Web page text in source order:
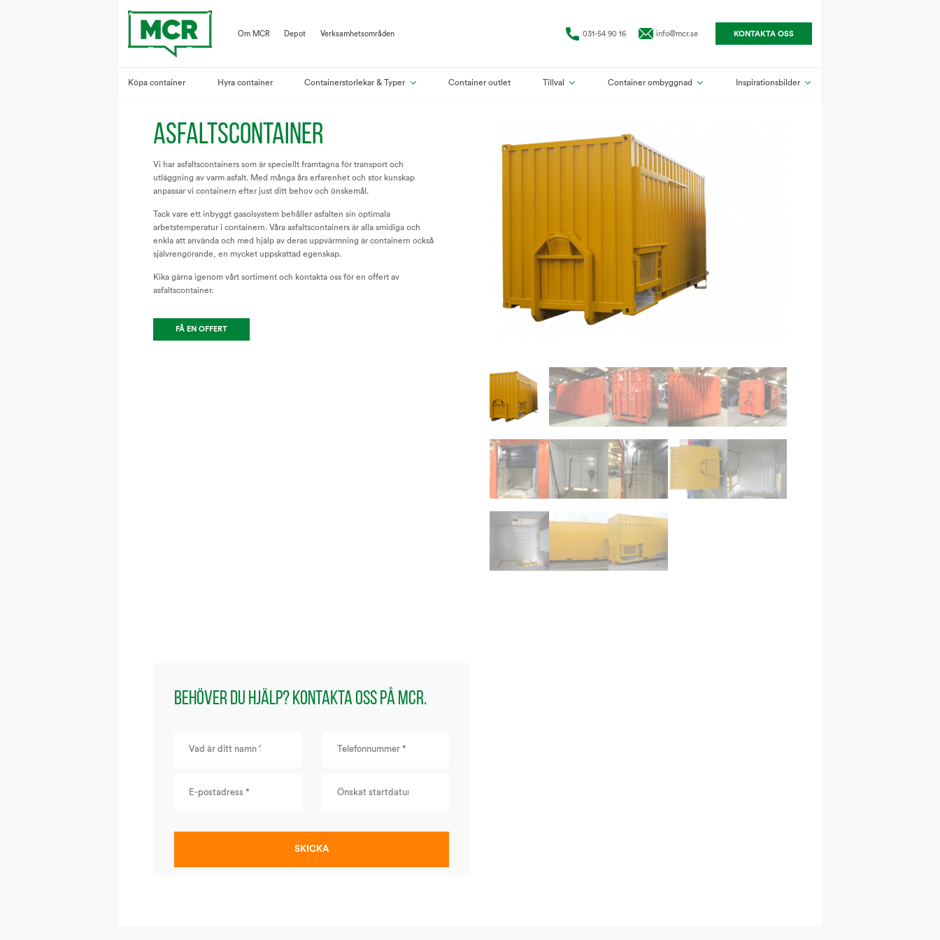
Om MCR Depot Verksamhetsområden 031-54 90 16 info@mcr.se KONTAKTA OSS
Köpa container Hyra container Containerstorlekar & Typer Container outlet Tillval Container ombyggnad Inspirationsbilder
ASFALTSCONTAINER
Vi har asfaltscontainers som är speciellt framtagna för transport och
utläggning av varm asfalt. Med många års erfarenhet och stor kunskap
anpassar vi containern efter just ditt behov och önskemål.
Tack vare ett inbyggt gasolsystem behåller asfalten sin optimala
arbetstemperatur i containern. Våra asfaltscontainers är alla smidiga och
enkla att använda och med hjälp av deras uppvärmning är containern också
självrengörande, en mycket uppskattad egenskap.
Kika gärna igenom vårt sortiment och kontakta oss för en offert av
asfaltscontainer.
FÅ EN OFFERT
Behöver du hjälp? Kontakta oss på MCR.